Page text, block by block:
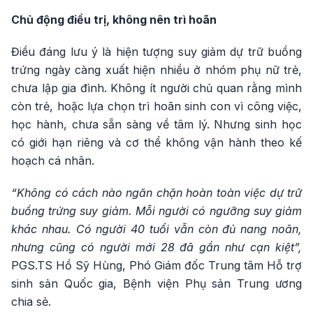
Chủ động điều trị, không nên trì hoãn
Điều đáng lưu ý là hiện tượng suy giảm dự trữ buồng
trứng ngày càng xuất hiện nhiều ở nhóm phụ nữ trẻ,
chưa lập gia đình. Không ít người chủ quan rằng mình
còn trẻ, hoặc lựa chọn trì hoãn sinh con vì công việc,
học hành, chưa sẵn sàng về tâm lý. Nhưng sinh học
có giới hạn riêng và cơ thể không vận hành theo kế
hoạch cá nhân.
“Không có cách nào ngăn chặn hoàn toàn việc dự trữ
buồng trứng suy giảm. Mỗi người có ngưỡng suy giảm
khác nhau. Có người 40 tuổi vẫn còn đủ nang noãn,
nhưng cũng có người mới 28 đã gần như cạn kiệt”,
PGS.TS Hồ Sỹ Hùng, Phó Giám đốc Trung tâm Hỗ trợ
sinh sản Quốc gia, Bệnh viện Phụ sản Trung ương
chia sẻ.